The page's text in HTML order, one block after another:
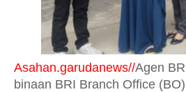
Asahan.garudanews//Agen
binaan BRI Branch Office